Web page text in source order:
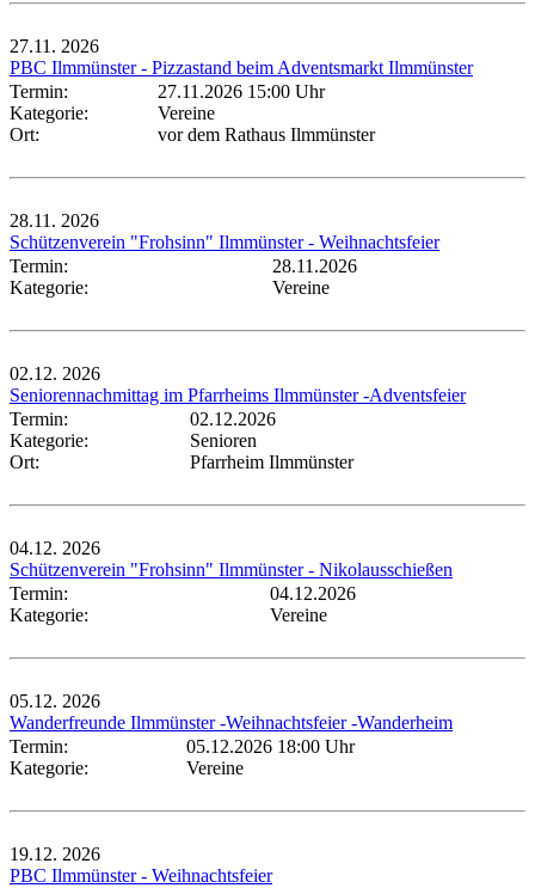
27.11. 2026
PBC Ilmmünster - Pizzastand beim Adventsmarkt Ilmmünster
Termin:
27.11.2026 15:00 Uhr
Kategorie:
Vereine
Ort:
vor dem Rathaus Ilmmünster
28.11. 2026
Schützenverein "Frohsinn" Ilmmünster - Weihnachtsfeier
Termin:
28.11.2026
Kategorie:
Vereine
02.12. 2026
Seniorennachmittag im Pfarrheims Ilmmünster -Adventsfeier
Termin:
02.12.2026
Kategorie:
Senioren
Ort:
Pfarrheim Ilmmünster
04.12. 2026
Schützenverein "Frohsinn" Ilmmünster - Nikolausschießen
Termin:
04.12.2026
Kategorie:
Vereine
05.12. 2026
Wanderfreunde Ilmmünster -Weihnachtsfeier -Wanderheim
Termin:
05.12.2026 18:00 Uhr
Kategorie:
Vereine
19.12. 2026
PBC Ilmmünster - Weihnachtsfeier